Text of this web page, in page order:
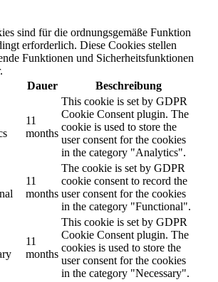
sind für die ordnungsgemäße Funktion
erforderlich. Diese Cookies stellen
Funktionen und Sicherheitsfunktionen
Dauer Beschreibung
11
months
This cookie is set by GDPR
Cookie Consent plugin. The
cookie is used to store the
user consent for the cookies
in the category "Analytics".
11
months
The cookie is set by GDPR
cookie consent to record the
user consent for the cookies
in the category "Functional".
11
months
This cookie is set by GDPR
Cookie Consent plugin. The
cookies is used to store the
user consent for the cookies
in the category "Necessary".